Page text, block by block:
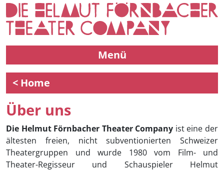
Menü
< Home
Über uns
Die Helmut Förnbacher Theater Company ist eine der
ältesten freien, nicht subventionierten Schweizer
Theatergruppen und wurde 1980 vom Film- und
Theater-Regisseur und Schauspieler Helmut